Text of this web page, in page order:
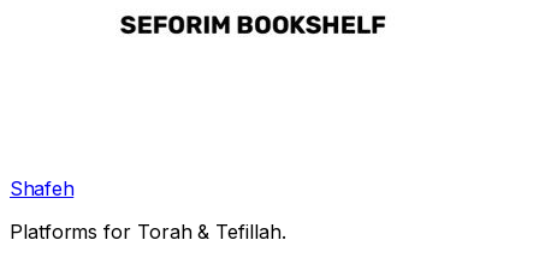
Shafeh
Platforms for Torah & Tefillah.